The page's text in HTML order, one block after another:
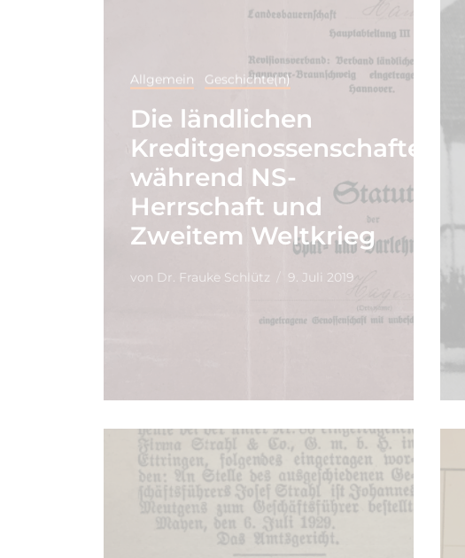
Allgemein Geschichte(n)
Die ländlichen
Kreditgenossenschaften
während NS-
Herrschaft und
Zweitem Weltkrieg
von Dr. Frauke Schlütz 9. Juli 2019